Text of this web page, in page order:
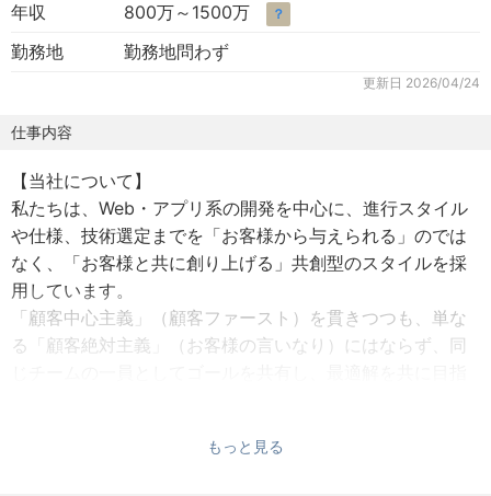
年収
800万～1500万 ？
勤務地 勤務地問わず
更新日 2026/04/24
仕事内容
【当社について】
私たちは、Web・アプリ系の開発を中心に、進行スタイル
や仕様、技術選定までを「お客様から与えられる」のでは
なく、「お客様と共に創り上げる」共創型のスタイルを採
用しています。
「顧客中心主義」（顧客ファースト）を貫きつつも、単な
る「顧客絶対主義」（お客様の言いなり）にはならず、同
の裁量も大きいため、提案やマネジメント方針がダイレク
もっと見る